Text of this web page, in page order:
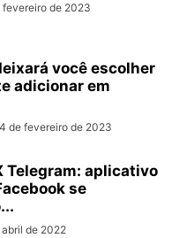
fevereiro de 2023
você escolher
adicionar em
4 de fevereiro de 2023
Telegram: aplicativo
se
abril de 2022